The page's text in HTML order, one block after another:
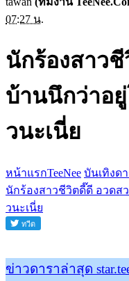
07:27 น.
นักร้องสาว
บ้านนึกว่าอ
วนะเนี่ย
หน้าแรกTeeNee บันเทิงด
นักร้องสาวชีวิตดี๊ดี อวดส
วนะเนี่ย
ข่าวดาราล่าสุด